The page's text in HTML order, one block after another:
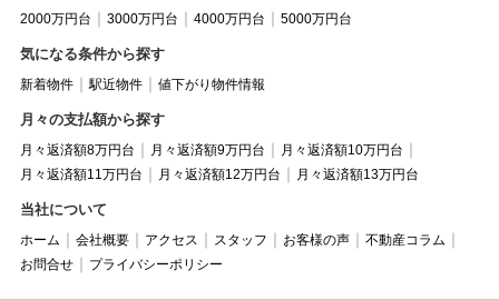
2000万円台 3000万円台 4000万円台 5000万円台
気になる条件から探す
新着物件 駅近物件 値下がり物件情報
月々の支払額から探す
月々返済額8万円台 月々返済額9万円台
月々返済額10万円台
月々返済額11万円台
月々返済額12万円台 月々返済額13万円台
当社について
ホーム 会社概要 アクセス スタッフ お客様の声
不動産コラム
お問合せ
プライバシーポリシー